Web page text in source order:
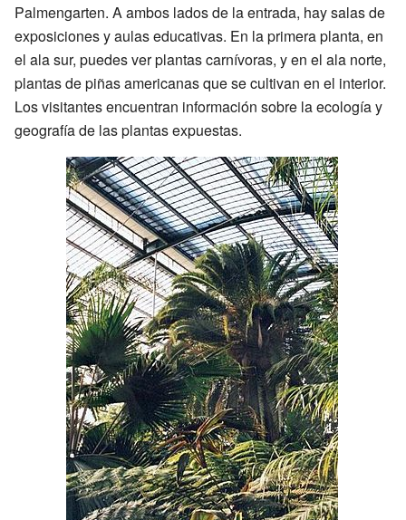
Palmengarten. A ambos lados de la entrada, hay salas de
exposiciones y aulas educativas. En la primera planta, en
el ala sur, puedes ver plantas carnívoras, y en el ala norte,
plantas de piñas americanas que se cultivan en el interior.
Los visitantes encuentran información sobre la ecología y
geografía de las plantas expuestas.